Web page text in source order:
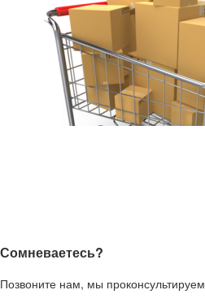
Сомневаетесь?
Позвоните нам, мы проконсультируем